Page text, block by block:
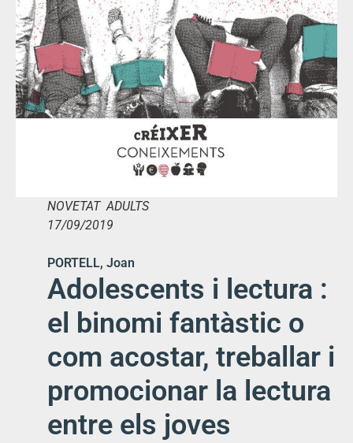
NOVETAT ADULTS
17/09/2019
PORTELL, Joan
Adolescents i lectura :
el binomi fantàstic o
com acostar, treballar i
promocionar la lectura
entre els joves